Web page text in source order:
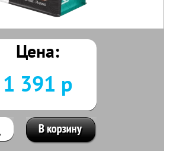
Цена:
1 391 р